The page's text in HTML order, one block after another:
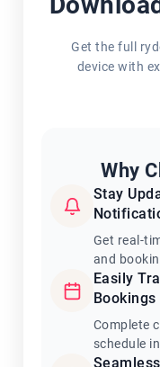
Get the full
device with
Why
Stay
Get real-
and
Easily
Bookings
Complete
schedule